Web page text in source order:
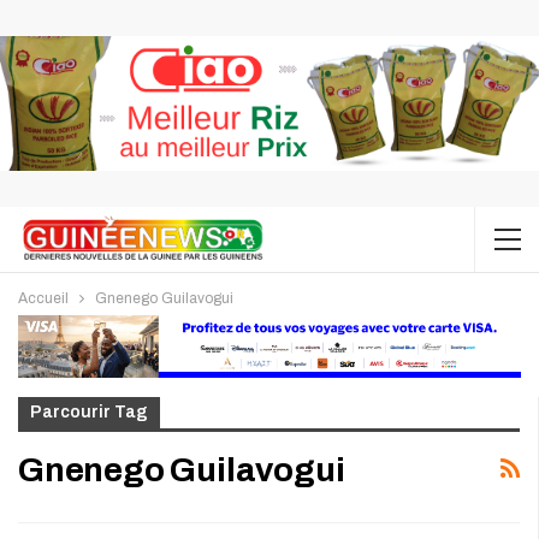
Accueil Gnenego Guilavogui
Parcourir Tag
Gnenego Guilavogui